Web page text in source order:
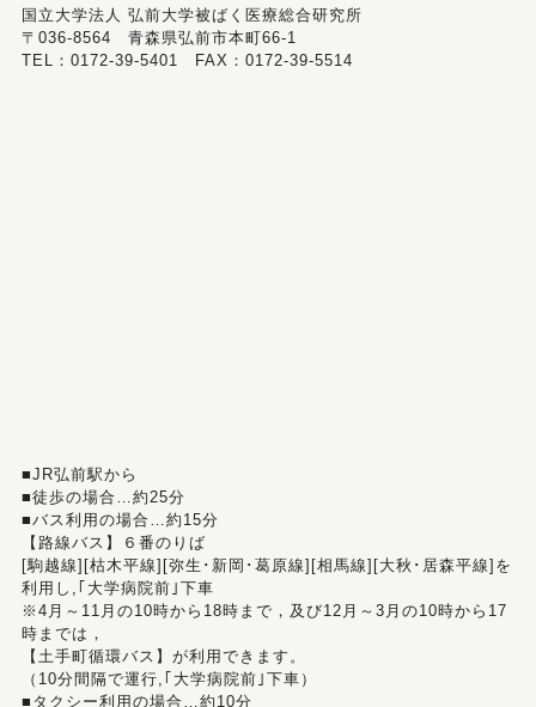
国立大学法人 弘前大学被ばく医療総合研究所
〒036-8564 青森県弘前市本町66-1
TEL：0172-39-5401 FAX：0172-39-5514
■JR弘前駅から
■徒歩の場合…約25分
■バス利用の場合…約15分
【路線バス】６番のりば
[駒越線][枯木平線][弥生･新岡･葛原線][相馬線][大秋･居森平線]を
利用し,｢大学病院前｣下車
※4月～11月の10時から18時まで，及び12月～3月の10時から17
時までは，
【土手町循環バス】が利用できます。
（10分間隔で運行,｢大学病院前｣下車）
■タクシー利用の場合…約10分